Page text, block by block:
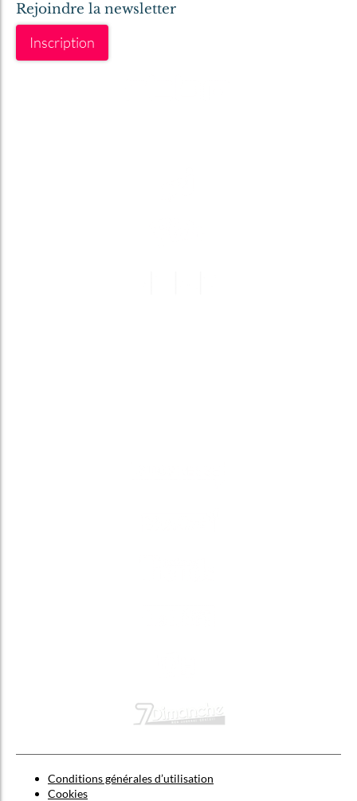
Rejoindre la newsletter
Inscription
Conditions générales d’utilisation
Cookies